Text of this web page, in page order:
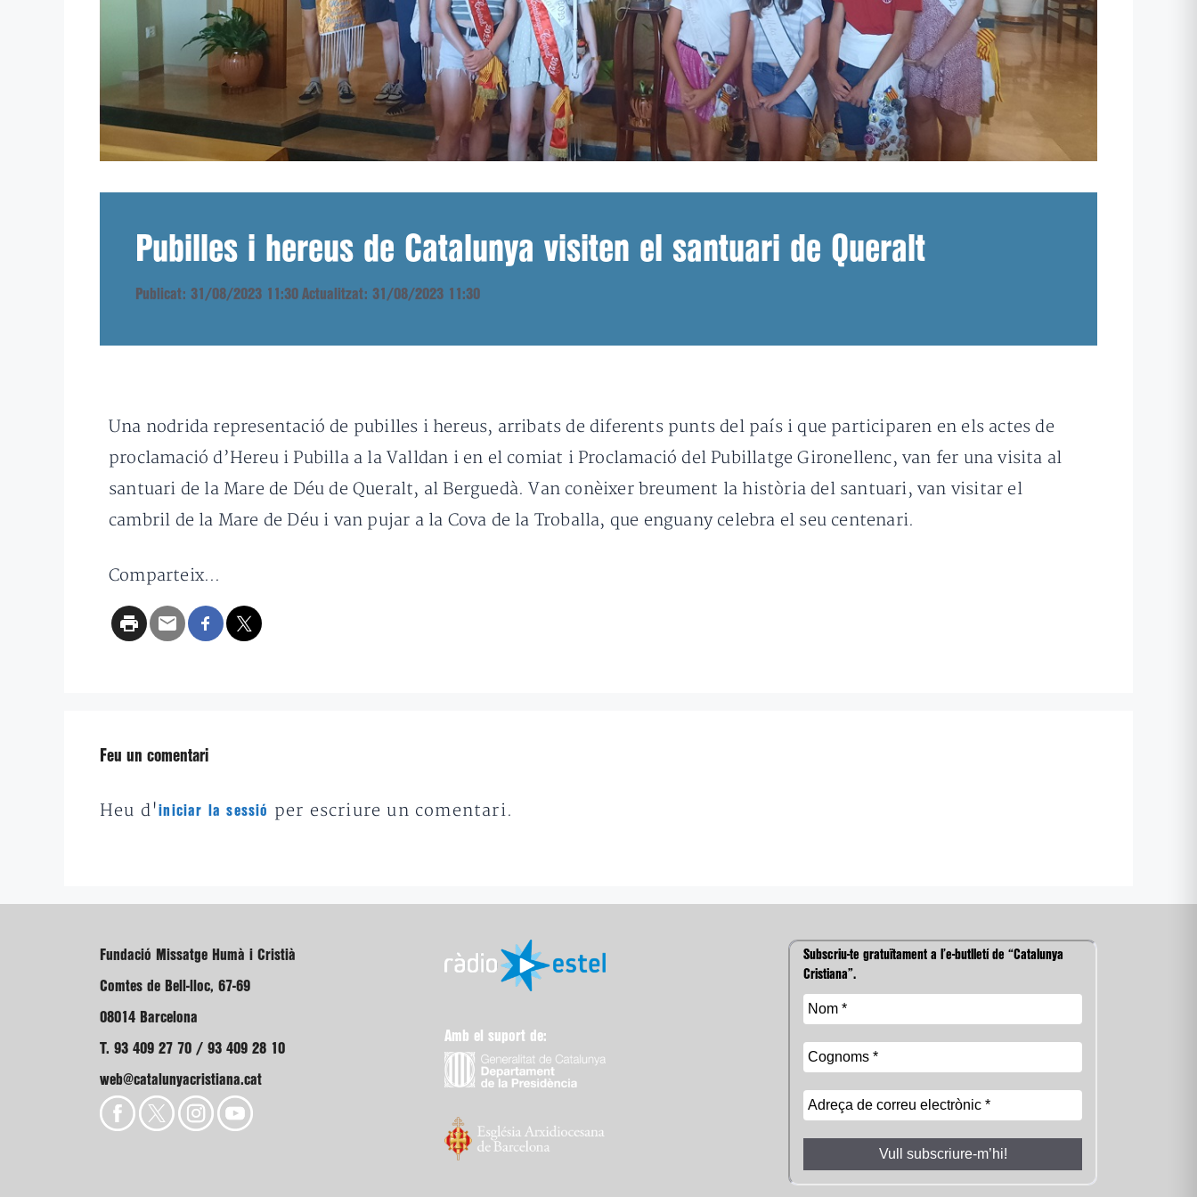
Pubilles i hereus de Catalunya visiten el santuari de Queralt
Publicat: 31/08/2023 11:30 Actualitzat: 31/08/2023 11:30
Una nodrida representació de pubilles i hereus, arribats de diferents punts del país i que participaren en els actes de
proclamació d’Hereu i Pubilla a la Valldan i en el comiat i Proclamació del Pubillatge Gironellenc, van fer una visita al
santuari de la Mare de Déu de Queralt, al Berguedà. Van conèixer breument la història del santuari, van visitar el
cambril de la Mare de Déu i van pujar a la Cova de la Troballa, que enguany celebra el seu centenari.
Comparteix...
Feu un comentari
Heu d'iniciar la sessió per escriure un comentari.
Fundació Missatge Humà i Cristià
Comtes de Bell-lloc, 67-69
08014 Barcelona
T. 93 409 27 70 / 93 409 28 10
web@catalunyacristiana.cat
Amb el suport de:
Subscriu-te gratuïtament a l’e-butlletí de “Catalunya
Cristiana”.